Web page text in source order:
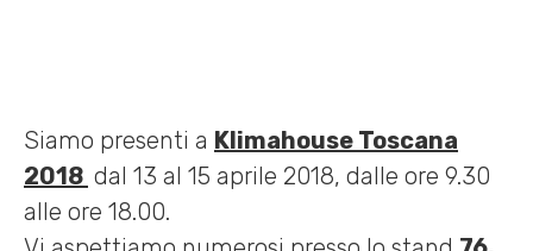
Siamo presenti a Klimahouse Toscana
2018 dal 13 al 15 aprile 2018, dalle ore 9.30
alle ore 18.00.